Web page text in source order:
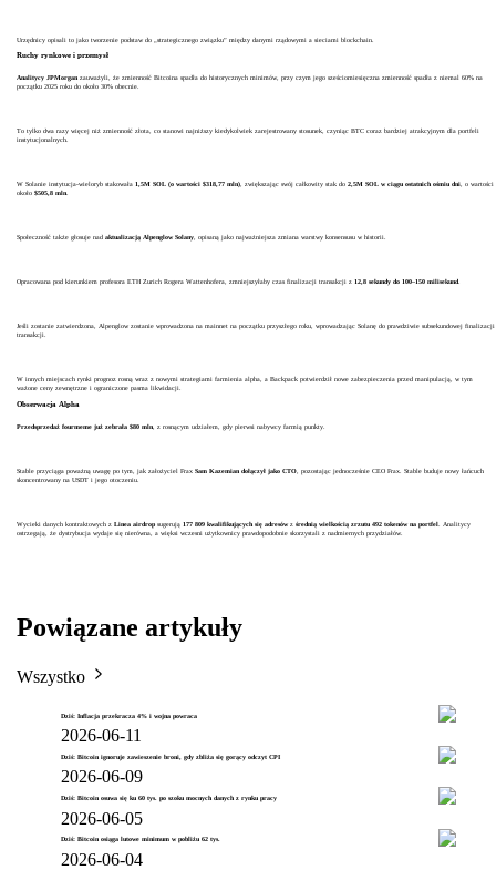
Urzędnicy opisali to jako tworzenie podstaw do „strategicznego związku” między danymi rządowymi a sieciami blockchain.
Ruchy rynkowe i przemysł
Analitycy JPMorganzauważyli, że zmienność Bitcoina spadła do historycznych minimów, przy czym jego sześciomiesięczna zmienność spadła z niemal 60% na
początku 2025 roku do około 30% obecnie.
To tylko dwa razy więcej niż zmienność złota, co stanowi najniższy kiedykolwiek zarejestrowany stosunek, czyniąc BTC coraz bardziej atrakcyjnym dla portfeli
instytucjonalnych.
W Solanie instytucja-wieloryb stakowała 1,5M SOL (o wartości $318,77 mln), zwiększając swój całkowity stak do 2,5M SOL w ciągu ostatnich ośmiu dni, o wartości
około $505,8 mln.
Społeczność także głosuje nad aktualizacją Alpenglow Solany, opisaną jako najważniejsza zmiana warstwy konsensusu w historii.
Opracowana pod kierunkiem profesora ETH Zurich Rogera Wattenhofera, zmniejszyłaby czas finalizacji transakcji z 12,8 sekundy do 100–150 milisekund.
Jeśli zostanie zatwierdzona, Alpenglow zostanie wprowadzona na mainnet na początku przyszłego roku, wprowadzając Solanę do prawdziwie subsekundowej finalizacji
transakcji.
W innych miejscach rynki prognoz rosną wraz z nowymi strategiami farmienia alpha, a Backpack potwierdził nowe zabezpieczenia przed manipulacją, w tym
ważone ceny zewnętrzne i ograniczone pasma likwidacji.
Obserwacja Alpha
Przedsprzedaż fourmeme już zebrała $80 mln, z rosnącym udziałem, gdy pierwsi nabywcy farmią punkty.
Stable przyciąga poważną uwagę po tym, jak założyciel Frax Sam Kazemian dołączył jako CTO, pozostając jednocześnie CEO Frax. Stable buduje nowy łańcuch
skoncentrowany na USDT i jego otoczeniu.
Wycieki danych kontraktowych z Linea airdropsugerują 177 809 kwalifikujących się adresówz średnią wielkością zrzutu 492 tokenów na portfel. Analitycy
ostrzegają, że dystrybucja wydaje się nierówna, a więksi wczesni użytkownicy prawdopodobnie skorzystali z nadmiernych przydziałów.
Powiązane artykuły
Wszystko
Dziś: Inflacja przekracza 4% i wojna powraca
2026-06-11
Dziś: Bitcoin ignoruje zawieszenie broni, gdy zbliża się gorący odczyt CPI
2026-06-09
Dziś: Bitcoin osuwa się ku 60 tys. po szoku mocnych danych z rynku pracy
2026-06-05
Dziś: Bitcoin osiąga lutowe minimum w pobliżu 62 tys.
2026-06-04